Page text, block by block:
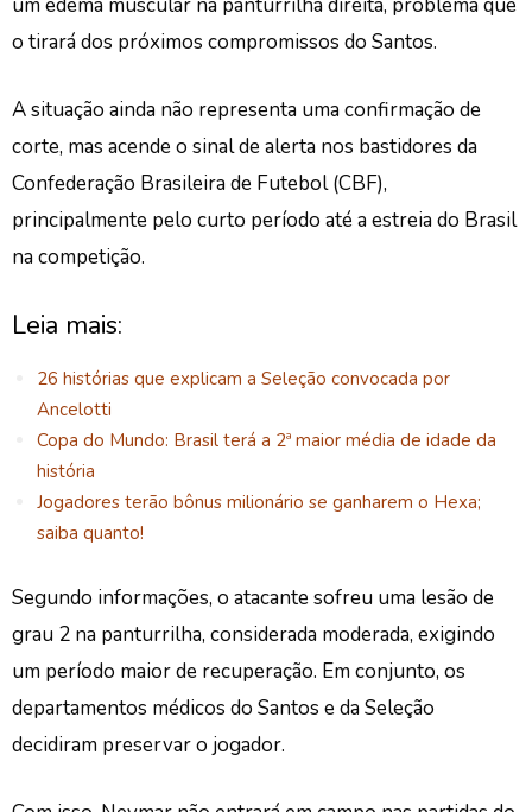
o tirará dos próximos compromissos do Santos.
A situação ainda não representa uma confirmação de
corte, mas acende o sinal de alerta nos bastidores da
Confederação Brasileira de Futebol (CBF),
principalmente pelo curto período até a estreia do Brasil
na competição.
Leia mais:
26 histórias que explicam a Seleção convocada por
Ancelotti
Copa do Mundo: Brasil terá a 2ª maior média de idade da
história
Jogadores terão bônus milionário se ganharem o Hexa;
saiba quanto!
Segundo informações, o atacante sofreu uma lesão de
grau 2 na panturrilha, considerada moderada, exigindo
um período maior de recuperação. Em conjunto, os
departamentos médicos do Santos e da Seleção
decidiram preservar o jogador.